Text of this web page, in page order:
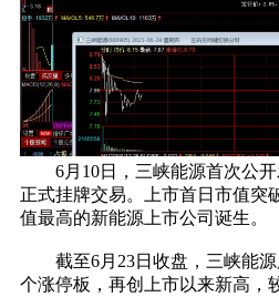
6月10日，三峡能源首次公开
正式挂牌交易。上市首日市值突
值最高的新能源上市公司诞生。
截至6月23日收盘，三峡能源
个涨停板，再创上市以来新高，